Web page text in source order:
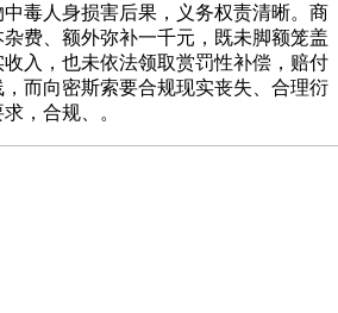
毒人身损害后果，义务权责清晰。商
费、额外弥补一千元，既未脚额笼盖
入，也未依法领取赏罚性补偿，赔付
而向密斯索要合规现实丧失、合理衍
，合规、。